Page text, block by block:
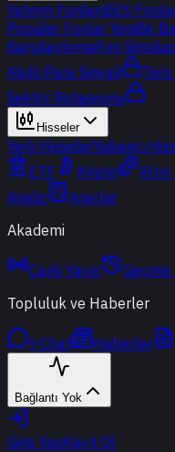
Yatırım FonlarıBES
Popüler Fonlar YeniBir
KarşılaştırmaFon
Akıllı Para Sinyali
Sektör Rotasyonu
Hisseler
Yerli HisselerYabancı
ETF
Kripto Altın
Analiz
Araçlar
Akademi
Canlı Yayın Geçmiş
Topluluk ve Haberler
t-Chat Haberler
Bağlantı Yok
Giriş YapKayıt Ol